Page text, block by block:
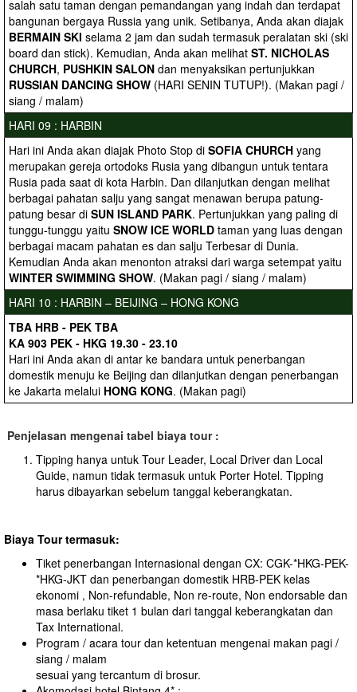
salah satu taman dengan pemandangan yang indah dan terdapat
bangunan bergaya Russia yang unik. Setibanya, Anda akan diajak
BERMAIN SKI selama 2 jam dan sudah termasuk peralatan ski (ski
board dan stick). Kemudian, Anda akan melihat ST. NICHOLAS
CHURCH, PUSHKIN SALON dan menyaksikan pertunjukkan
RUSSIAN DANCING SHOW (HARI SENIN TUTUP!). (Makan pagi /
siang / malam)
HARI 09 : HARBIN
Hari ini Anda akan diajak Photo Stop di SOFIA CHURCH yang
merupakan gereja ortodoks Rusia yang dibangun untuk tentara
Rusia pada saat di kota Harbin. Dan dilanjutkan dengan melihat
berbagai pahatan salju yang sangat menawan berupa patung-
patung besar di SUN ISLAND PARK. Pertunjukkan yang paling di
tunggu-tunggu yaitu SNOW ICE WORLD taman yang luas dengan
berbagai macam pahatan es dan salju Terbesar di Dunia.
Kemudian Anda akan menonton atraksi dari warga setempat yaitu
WINTER SWIMMING SHOW. (Makan pagi / siang / malam)
HARI 10 : HARBIN – BEIJING – HONG KONG
TBA HRB - PEK TBA
KA 903 PEK - HKG 19.30 - 23.10
Hari ini Anda akan di antar ke bandara untuk penerbangan
domestik menuju ke Beijing dan dilanjutkan dengan penerbangan
ke Jakarta melalui HONG KONG. (Makan pagi)
Penjelasan mengenai tabel biaya tour :
Tipping hanya untuk Tour Leader, Local Driver dan Local
Guide, namun tidak termasuk untuk Porter Hotel. Tipping
harus dibayarkan sebelum tanggal keberangkatan.
Biaya Tour termasuk:
Tiket penerbangan Internasional dengan CX: CGK-*HKG-PEK-
*HKG-JKT dan penerbangan domestik HRB-PEK kelas
ekonomi , Non-refundable, Non re-route, Non endorsable dan
masa berlaku tiket 1 bulan dari tanggal keberangkatan dan
Tax International.
Program / acara tour dan ketentuan mengenai makan pagi /
siang / malam
sesuai yang tercantum di brosur.